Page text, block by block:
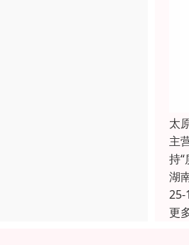
太
主
持
湖
25-
更